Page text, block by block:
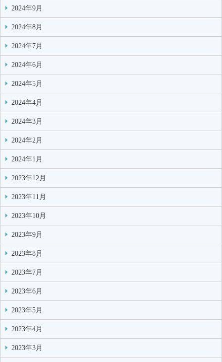
2024年9月
2024年8月
2024年7月
2024年6月
2024年5月
2024年4月
2024年3月
2024年2月
2024年1月
2023年12月
2023年11月
2023年10月
2023年9月
2023年8月
2023年7月
2023年6月
2023年5月
2023年4月
2023年3月